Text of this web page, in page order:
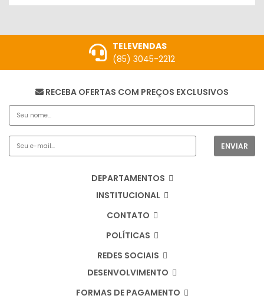
TELEVENDAS
(85) 3045-2212
RECEBA OFERTAS COM PREÇOS EXCLUSIVOS
DEPARTAMENTOS
INSTITUCIONAL
CONTATO
POLÍTICAS
REDES SOCIAIS
DESENVOLVIMENTO
FORMAS DE PAGAMENTO